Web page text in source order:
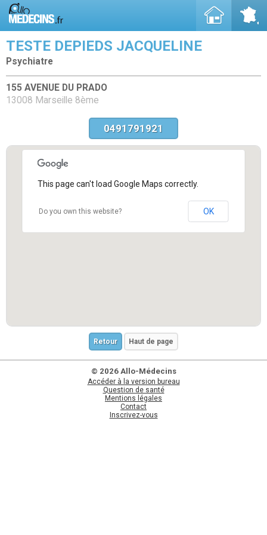
TESTE DEPIEDS JACQUELINE
Psychiatre
155 AVENUE DU PRADO
13008 Marseille 8ème
0491791921
This page can't load Google Maps correctly.
Do you own this website? OK
Retour Haut de page
© 2026 Allo-Médecins
Accéder à la version bureau
Question de santé
Mentions légales
Contact
Inscrivez-vous